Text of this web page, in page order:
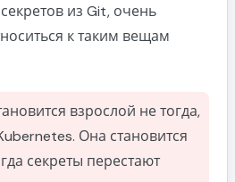
из Git, очень
к таким вещам
взрослой не тогда,
Она становится
секреты перестают